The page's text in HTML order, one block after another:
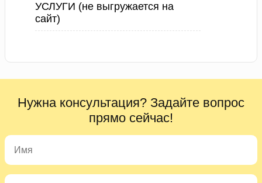
УСЛУГИ (не выгружается на
сайт)
Нужна консультация? Задайте вопрос
прямо сейчас!